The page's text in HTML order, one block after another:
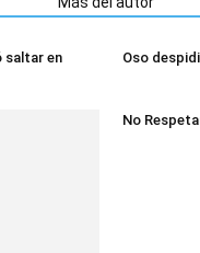
saltar en
Oso
No